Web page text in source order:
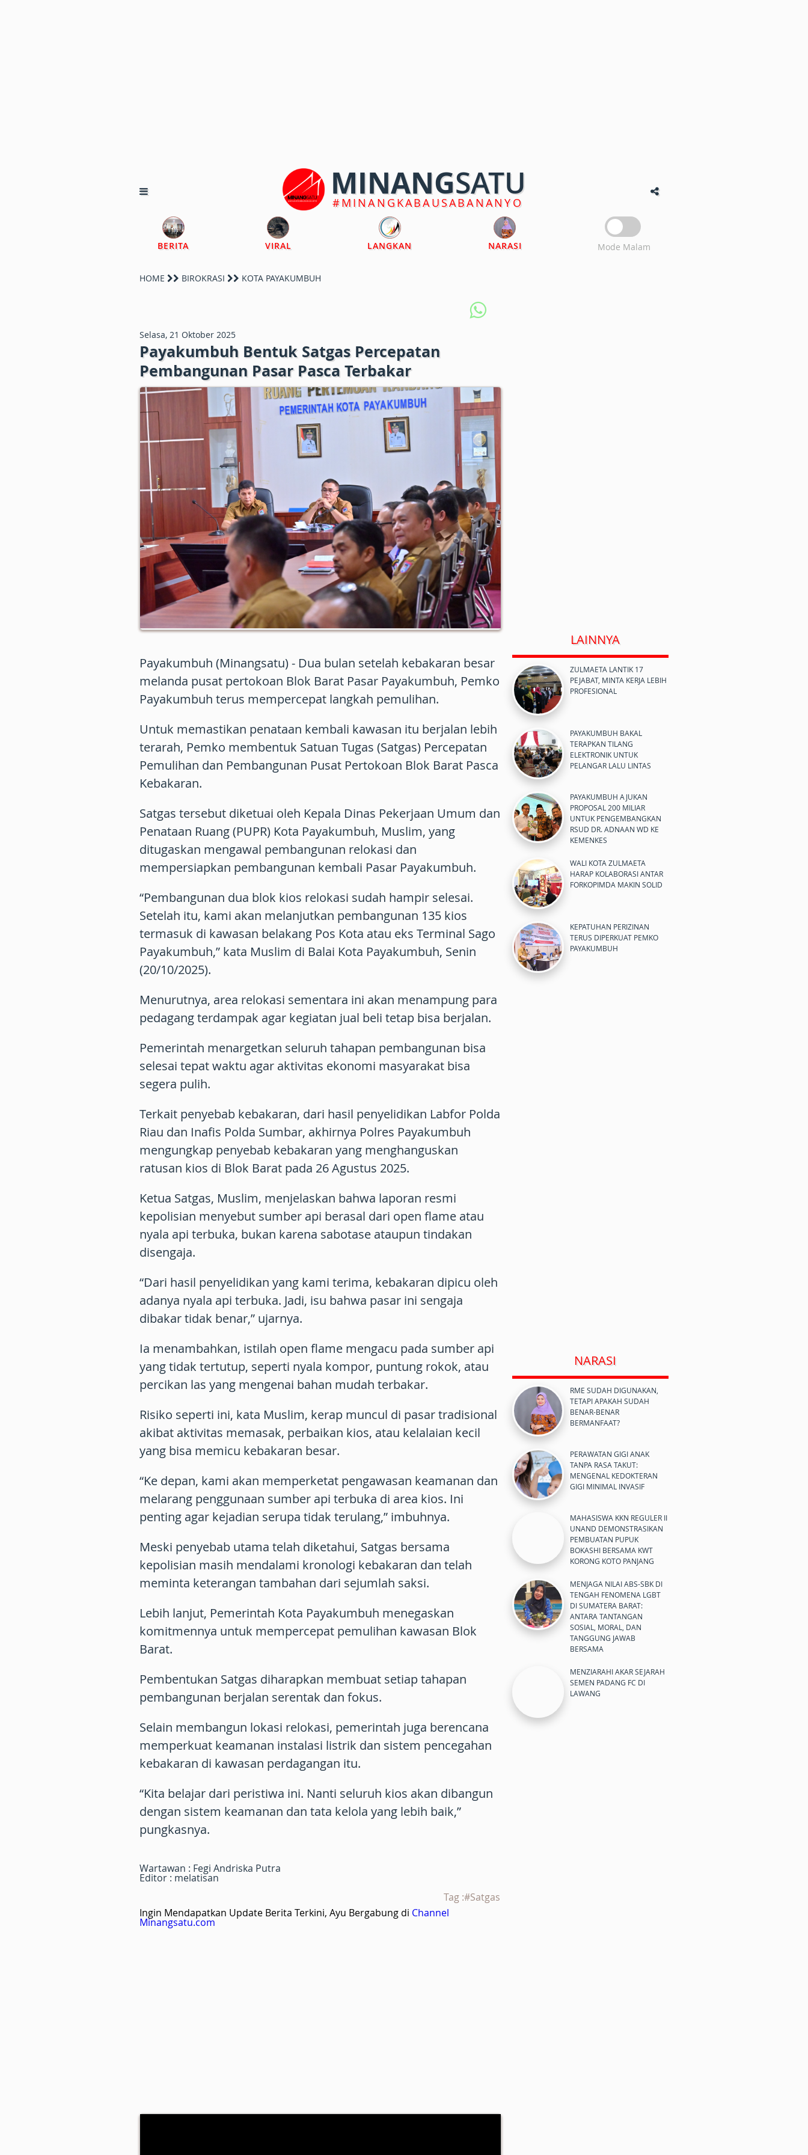
MINANGSATU
#MINANGKABAUSABANANYO
BERITA VIRAL LANGKAN NARASI Mode Malam
HOME BIROKRASI KOTA PAYAKUMBUH
Selasa, 21 Oktober 2025
Payakumbuh Bentuk Satgas Percepatan
Pembangunan Pasar Pasca Terbakar
Payakumbuh (Minangsatu) - Dua bulan setelah kebakaran besar
melanda pusat pertokoan Blok Barat Pasar Payakumbuh, Pemko
Payakumbuh terus mempercepat langkah pemulihan.
Untuk memastikan penataan kembali kawasan itu berjalan lebih
terarah, Pemko membentuk Satuan Tugas (Satgas) Percepatan
Pemulihan dan Pembangunan Pusat Pertokoan Blok Barat Pasca
Kebakaran.
Satgas tersebut diketuai oleh Kepala Dinas Pekerjaan Umum dan
Penataan Ruang (PUPR) Kota Payakumbuh, Muslim, yang
ditugaskan mengawal pembangunan relokasi dan
mempersiapkan pembangunan kembali Pasar Payakumbuh.
“Pembangunan dua blok kios relokasi sudah hampir selesai.
Setelah itu, kami akan melanjutkan pembangunan 135 kios
termasuk di kawasan belakang Pos Kota atau eks Terminal Sago
Payakumbuh,” kata Muslim di Balai Kota Payakumbuh, Senin
(20/10/2025).
Menurutnya, area relokasi sementara ini akan menampung para
pedagang terdampak agar kegiatan jual beli tetap bisa berjalan.
Pemerintah menargetkan seluruh tahapan pembangunan bisa
selesai tepat waktu agar aktivitas ekonomi masyarakat bisa
segera pulih.
Terkait penyebab kebakaran, dari hasil penyelidikan Labfor Polda
Riau dan Inafis Polda Sumbar, akhirnya Polres Payakumbuh
mengungkap penyebab kebakaran yang menghanguskan
ratusan kios di Blok Barat pada 26 Agustus 2025.
Ketua Satgas, Muslim, menjelaskan bahwa laporan resmi
kepolisian menyebut sumber api berasal dari open flame atau
nyala api terbuka, bukan karena sabotase ataupun tindakan
disengaja.
“Dari hasil penyelidikan yang kami terima, kebakaran dipicu oleh
adanya nyala api terbuka. Jadi, isu bahwa pasar ini sengaja
dibakar tidak benar,” ujarnya.
Ia menambahkan, istilah open flame mengacu pada sumber api
yang tidak tertutup, seperti nyala kompor, puntung rokok, atau
percikan las yang mengenai bahan mudah terbakar.
Risiko seperti ini, kata Muslim, kerap muncul di pasar tradisional
akibat aktivitas memasak, perbaikan kios, atau kelalaian kecil
yang bisa memicu kebakaran besar.
“Ke depan, kami akan memperketat pengawasan keamanan dan
melarang penggunaan sumber api terbuka di area kios. Ini
penting agar kejadian serupa tidak terulang,” imbuhnya.
Meski penyebab utama telah diketahui, Satgas bersama
kepolisian masih mendalami kronologi kebakaran dan telah
meminta keterangan tambahan dari sejumlah saksi.
Lebih lanjut, Pemerintah Kota Payakumbuh menegaskan
komitmennya untuk mempercepat pemulihan kawasan Blok
Barat.
Pembentukan Satgas diharapkan membuat setiap tahapan
pembangunan berjalan serentak dan fokus.
Selain membangun lokasi relokasi, pemerintah juga berencana
memperkuat keamanan instalasi listrik dan sistem pencegahan
kebakaran di kawasan perdagangan itu.
“Kita belajar dari peristiwa ini. Nanti seluruh kios akan dibangun
dengan sistem keamanan dan tata kelola yang lebih baik,”
pungkasnya.
Wartawan : Fegi Andriska Putra
Editor : melatisan
Tag :#Satgas
Ingin Mendapatkan Update Berita Terkini, Ayu Bergabung di Channel
Minangsatu.com
LAINNYA
ZULMAETA LANTIK 17
PEJABAT, MINTA KERJA LEBIH
PROFESIONAL
PAYAKUMBUH BAKAL
TERAPKAN TILANG
ELEKTRONIK UNTUK
PELANGAR LALU LINTAS
PAYAKUMBUH AJUKAN
PROPOSAL 200 MILIAR
UNTUK PENGEMBANGKAN
RSUD DR. ADNAAN WD KE
KEMENKES
WALI KOTA ZULMAETA
HARAP KOLABORASI ANTAR
FORKOPIMDA MAKIN SOLID
KEPATUHAN PERIZINAN
TERUS DIPERKUAT PEMKO
PAYAKUMBUH
NARASI
RME SUDAH DIGUNAKAN,
TETAPI APAKAH SUDAH
BENAR-BENAR
BERMANFAAT?
PERAWATAN GIGI ANAK
TANPA RASA TAKUT:
MENGENAL KEDOKTERAN
GIGI MINIMAL INVASIF
MAHASISWA KKN REGULER II
UNAND DEMONSTRASIKAN
PEMBUATAN PUPUK
BOKASHI BERSAMA KWT
KORONG KOTO PANJANG
MENJAGA NILAI ABS-SBK DI
TENGAH FENOMENA LGBT
DI SUMATERA BARAT:
ANTARA TANTANGAN
SOSIAL, MORAL, DAN
TANGGUNG JAWAB
BERSAMA
MENZIARAHI AKAR SEJARAH
SEMEN PADANG FC DI
LAWANG